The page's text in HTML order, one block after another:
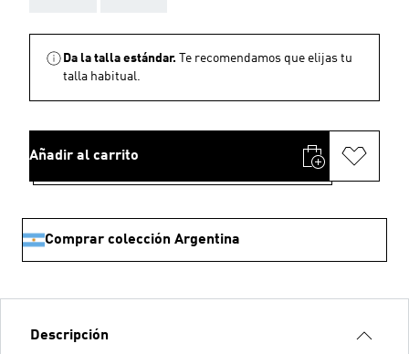
Da la talla estándar.
Te recomendamos que elijas tu
talla habitual.
Añadir al carrito
Comprar colección Argentina
Descripción